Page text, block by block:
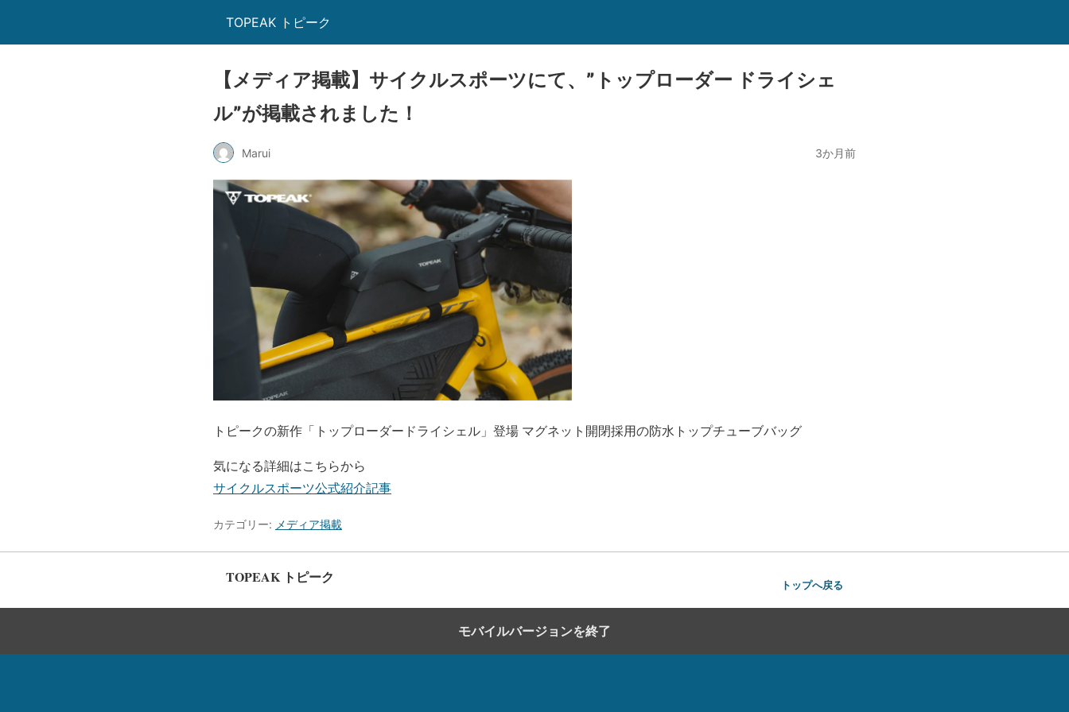
TOPEAK トピーク
【メディア掲載】サイクルスポーツにて、”トップローダー ドライシェ
ル”が掲載されました！
Marui 3か月前
トピークの新作「トップローダードライシェル」登場 マグネット開閉採用の防水トップチューブバッグ
気になる詳細はこちらから
サイクルスポーツ公式紹介記事
カテゴリー: メディア掲載
TOPEAK トピーク トップへ戻る
モバイルバージョンを終了